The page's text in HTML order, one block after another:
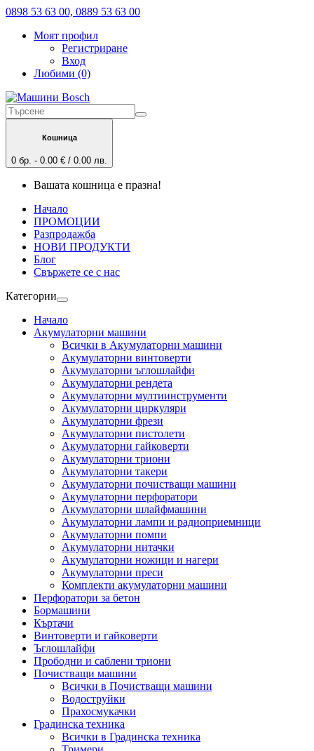
0898 53 63 00, 0889 53 63 00
Моят профил
Регистриране
Вход
Любими (0)
Кошница
0 бр. - 0.00 € / 0.00 лв.
Вашата кошница е празна!
Начало
ПРОМОЦИИ
Разпродажба
НОВИ ПРОДУКТИ
Блог
Свържете се с нас
Категории
Начало
Акумулаторни машини
Всички в Акумулаторни машини
Акумулаторни винтоверти
Акумулаторни ъглошлайфи
Акумулаторни рендета
Акумулаторни мултиинструменти
Акумулаторни циркуляри
Акумулаторни фрези
Акумулаторни пистолети
Акумулаторни гайковерти
Акумулаторни триони
Акумулаторни такери
Акумулаторни почистващи машини
Акумулаторни перфоратори
Акумулаторни шлайфмашини
Акумулаторни лампи и радиоприемници
Акумулаторни помпи
Акумулаторни нитачки
Акумулаторни ножици и нагери
Акумулаторни преси
Комплекти акумулаторни машини
Перфоратори за бетон
Бормашини
Къртачи
Винтоверти и гайковерти
Ъглошлайфи
Прободни и саблени триони
Почистващи машини
Всички в Почистващи машини
Водоструйки
Прахосмукачки
Градинска техника
Всички в Градинска техника